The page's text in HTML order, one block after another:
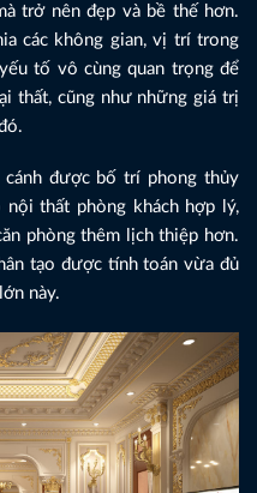
trở nên đẹp và bề thế hơn.
các không gian, vị trí trong
tố vô cùng quan trọng để
thất, cũng như những giá trị
được bố trí phong thủy
thất phòng khách hợp lý,
phòng thêm lịch thiệp hơn.
tạo được tính toán vừa đủ
này.